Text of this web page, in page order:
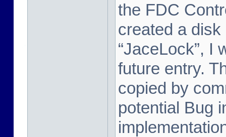
the FDC
created a
“JaceLock”, I
future entry.
copied by
potential Bug